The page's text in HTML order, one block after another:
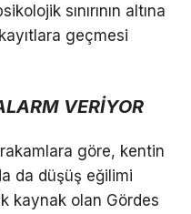
sınırının altına
geçmesi
VERİYOR
göre, kentin
da düşüş eğilimi
kaynak olan Gördes